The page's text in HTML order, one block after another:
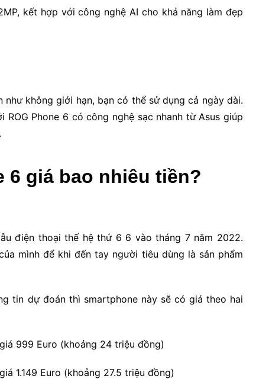
kết hợp với công nghệ AI cho khả năng làm đẹp
không giới hạn, bạn có thể sử dụng cả ngày dài.
Phone 6 có công nghệ sạc nhanh từ Asus giúp
6 giá bao nhiêu tiền?
điện thoại thế hệ thứ 6 6 vào tháng 7 năm 2022.
mình để khi đến tay người tiêu dùng là sản phẩm
tin dự đoán thì smartphone này sẽ có giá theo hai
999 Euro (khoảng 24 triệu đồng)
1.149 Euro (khoảng 27.5 triệu đồng)